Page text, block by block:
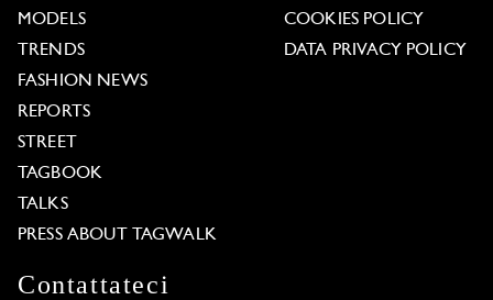
MODELS
TRENDS
FASHION NEWS
REPORTS
STREET
TAGBOOK
TALKS
PRESS ABOUT TAGWALK
COOKIES POLICY
DATA PRIVACY POLICY
Contattateci